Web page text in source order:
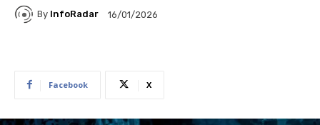
By InfoRadar 16/01/2026
Facebook X